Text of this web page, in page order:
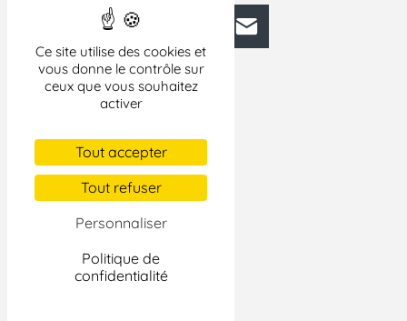
Ce site utilise des cookies et
vous donne le contrôle sur
ceux que vous souhaitez
activer
Tout accepter
Tout refuser
Personnaliser
Politique de
confidentialité
FacebookBlueskyMastodonLinkedIn